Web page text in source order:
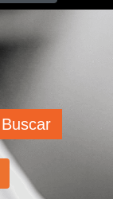
Buscar